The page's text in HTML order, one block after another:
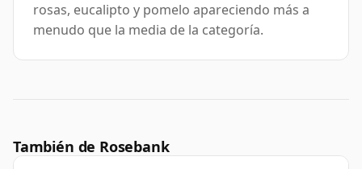
rosas, eucalipto y pomelo apareciendo más a
menudo que la media de la categoría.
También de Rosebank